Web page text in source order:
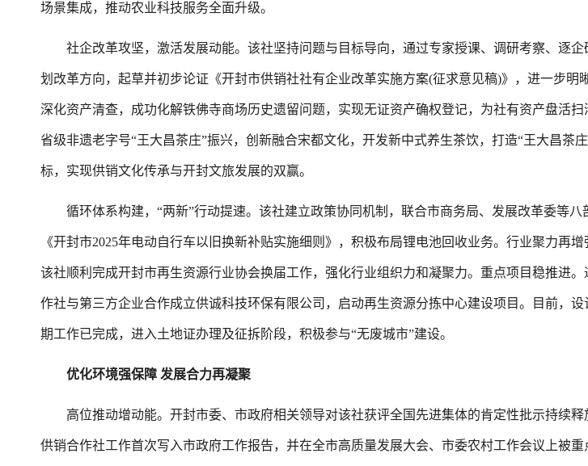
场景集成，推动农业科技服务全面升级。
社企改革攻坚，激活发展动能。该社坚持问题与目标导向，通过专家授课、调研考察、逐企
划改革方向，起草并初步论证《开封市供销社社有企业改革实施方案(征求意见稿)》，进一步明
深化资产清查，成功化解铁佛寺商场历史遗留问题，实现无证资产确权登记，为社有资产盘活扫
省级非遗老字号“王大昌茶庄”振兴，创新融合宋都文化，开发新中式养生茶饮，打造“王大昌茶
标，实现供销文化传承与开封文旅发展的双赢。
循环体系构建，“两新”行动提速。该社建立政策协同机制，联合市商务局、发展改革委等八
《开封市2025年电动自行车以旧换新补贴实施细则》，积极布局锂电池回收业务。行业聚力再增
该社顺利完成开封市再生资源行业协会换届工作，强化行业组织力和凝聚力。重点项目稳推进。
作社与第三方企业合作成立供诚科技环保有限公司，启动再生资源分拣中心建设项目。目前，设
期工作已完成，进入土地证办理及征拆阶段，积极参与“无废城市”建设。
优化环境强保障 发展合力再凝聚
高位推动增动能。开封市委、市政府相关领导对该社获评全国先进集体的肯定性批示持续释
供销合作社工作首次写入市政府工作报告，并在全市高质量发展大会、市委农村工作会议上被重